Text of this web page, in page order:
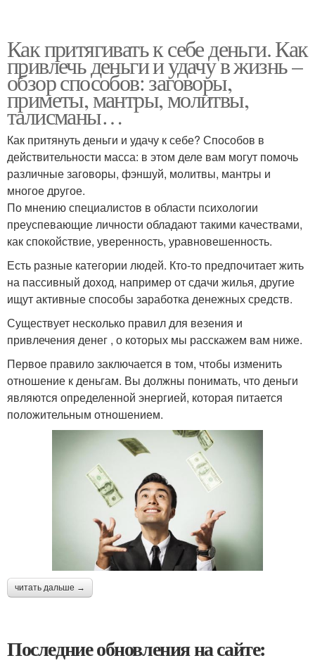
Как притягивать к себе деньги. Как
привлечь деньги и удачу в жизнь –
обзор способов: заговоры,
приметы, мантры, молитвы,
талисманы…
Как притянуть деньги и удачу к себе? Способов в
действительности масса: в этом деле вам могут помочь
различные заговоры, фэншуй, молитвы, мантры и
многое другое.
По мнению специалистов в области психологии
преуспевающие личности обладают такими качествами,
как спокойствие, уверенность, уравновешенность.
Есть разные категории людей. Кто-то предпочитает жить
на пассивный доход, например от сдачи жилья, другие
ищут активные способы заработка денежных средств.
Существует несколько правил для везения и
привлечения денег , о которых мы расскажем вам ниже.
Первое правило заключается в том, чтобы изменить
отношение к деньгам. Вы должны понимать, что деньги
являются определенной энергией, которая питается
положительным отношением.
читать дальше →
Последние обновления на сайте: